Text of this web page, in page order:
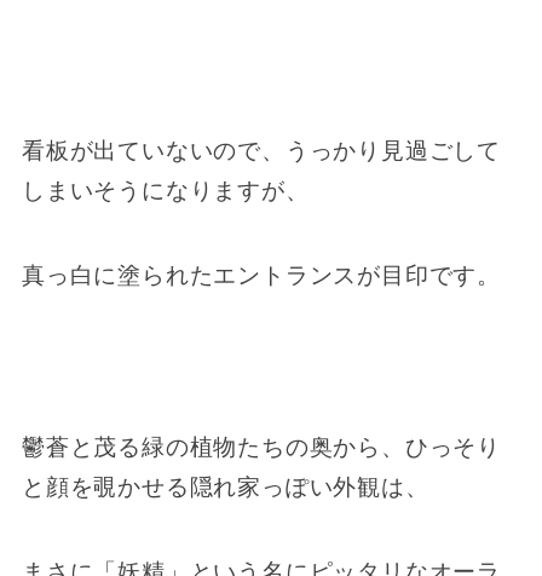
看板が出ていないので、うっかり見過ごして
しまいそうになりますが、
真っ白に塗られたエントランスが目印です。
鬱蒼と茂る緑の植物たちの奥から、ひっそり
と顔を覗かせる隠れ家っぽい外観は、